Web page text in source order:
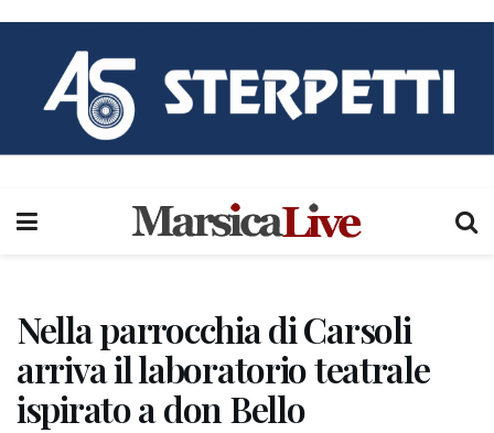
Nella parrocchia di Carsoli
arriva il laboratorio teatrale
ispirato a don Bello